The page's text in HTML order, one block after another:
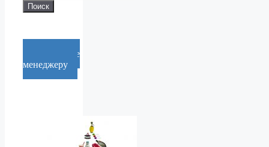
Поиск
Cообщение
менеджеру